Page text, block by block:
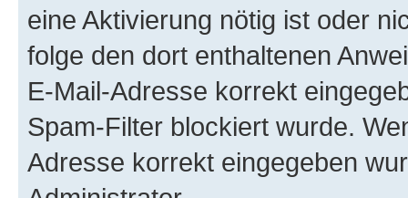
eine Aktivierung nötig ist oder
folge den dort enthaltenen
E-Mail-Adresse korrekt
Spam-Filter blockiert wurde.
Adresse korrekt eingegeben